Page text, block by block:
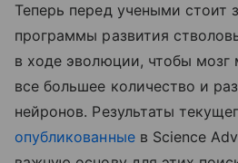
Теперь перед учеными стоит
программы развития
в ходе эволюции, чтобы мозг
все большее количество и
нейронов. Результаты
опубликованныев Science